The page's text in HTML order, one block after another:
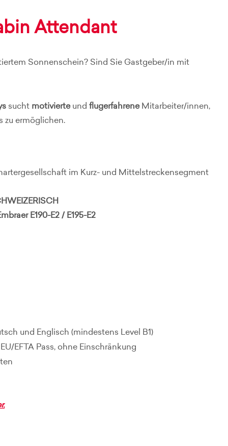
Attendant
Sonnenschein? Sind Sie Gastgeber/in mit
sucht motivierte und flugerfahrene Mitarbeiter/innen,
zu ermöglichen.
im Kurz- und Mittelstreckensegment
E190-E2 / E195-E2
und Englisch (mindestens Level B1)
EFTA Pass, ohne Einschränkung